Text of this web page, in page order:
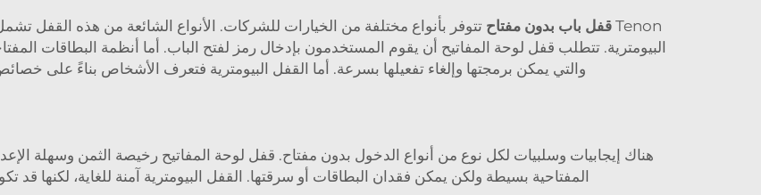
Tenon قفل باب بدون مفتاح تتوفر بأنواع مختلفة من الخيارات للشركات. الأنواع الشائعة من هذه القفل
البيومترية. تتطلب قفل لوحة المفاتيح أن يقوم المستخدمون بإدخال رمز لفتح الباب. أما أنظمة البطاقات
والتي يمكن برمجتها وإلغاء تفعيلها بسرعة. أما القفل البيومترية فتعرف الأشخاص بناءً على
هناك إيجابيات وسلبيات لكل نوع من أنواع الدخول بدون مفتاح. قفل لوحة المفاتيح رخيصة الثمن وسهلة
المفتاحية بسيطة ولكن يمكن فقدان البطاقات أو سرقتها. القفل البيومترية آمنة للغاية، لكنها